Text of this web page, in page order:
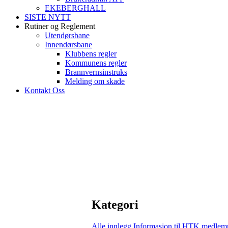
EKEBERGHALL
SISTE NYTT
Rutiner og Reglement
Utendørsbane
Innendørsbane
Klubbens regler
Kommunens regler
Brannvernsinstruks
Melding om skade
Kontakt Oss
Kategori
Alle innlegg Informasjon til HTK